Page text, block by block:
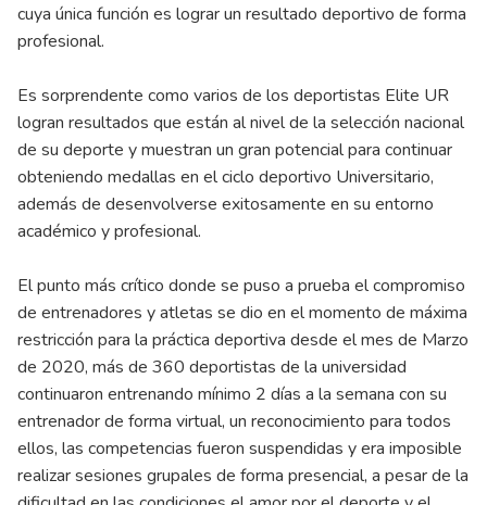
cuya única función es lograr un resultado deportivo de forma
profesional.
Es sorprendente como varios de los deportistas Elite UR
logran resultados que están al nivel de la selección nacional
de su deporte y muestran un gran potencial para continuar
obteniendo medallas en el ciclo deportivo Universitario,
además de desenvolverse exitosamente en su entorno
académico y profesional.
El punto más crítico donde se puso a prueba el compromiso
de entrenadores y atletas se dio en el momento de máxima
restricción para la práctica deportiva desde el mes de Marzo
de 2020, más de 360 deportistas de la universidad
continuaron entrenando mínimo 2 días a la semana con su
entrenador de forma virtual, un reconocimiento para todos
ellos, las competencias fueron suspendidas y era imposible
realizar sesiones grupales de forma presencial, a pesar de la